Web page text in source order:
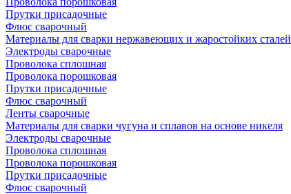
Прутки присадочные
Флюс сварочный
Материалы для сварки нержавеющих и жаростойких сталей
Электроды сварочные
Проволока сплошная
Проволока порошковая
Прутки присадочные
Флюс сварочный
Ленты сварочные
Материалы для сварки чугуна и сплавов на основе никеля
Электроды сварочные
Проволока сплошная
Проволока порошковая
Прутки присадочные
Флюс сварочный